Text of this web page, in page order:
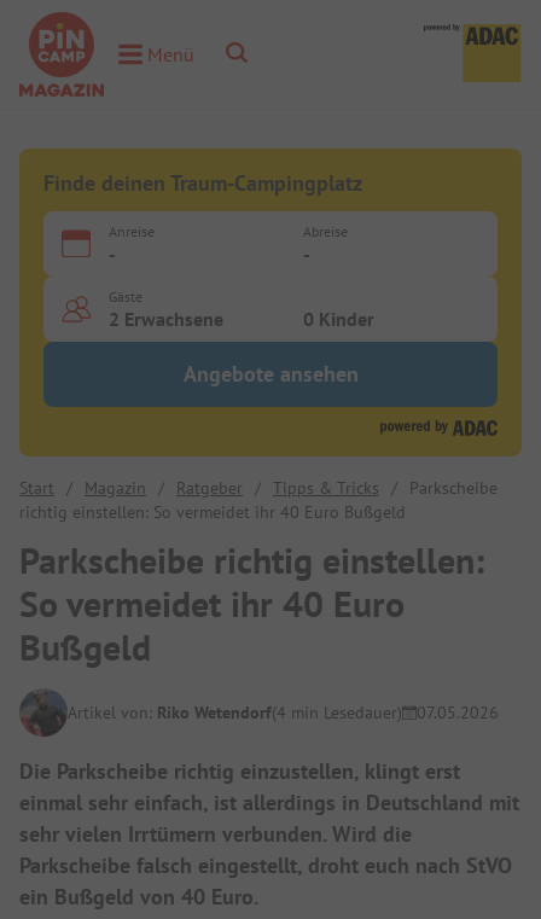
Toggle Menu
Menü Toggle Search
Finde deinen Traum-Campingplatz
Anreise
-
Abreise
-
Gäste
2 Erwachsene 0 Kinder
Angebote ansehen
Start / Magazin / Ratgeber / Tipps & Tricks /
Parkscheibe
richtig einstellen: So vermeidet ihr 40 Euro Bußgeld
Parkscheibe richtig einstellen:
So vermeidet ihr 40 Euro
Bußgeld
Artikel von: Riko Wetendorf(4 min Lesedauer) 07.05.2026
Die Parkscheibe richtig einzustellen, klingt erst
einmal sehr einfach, ist allerdings in Deutschland mit
sehr vielen Irrtümern verbunden. Wird die
Parkscheibe falsch eingestellt, droht euch nach StVO
ein Bußgeld von 40 Euro.